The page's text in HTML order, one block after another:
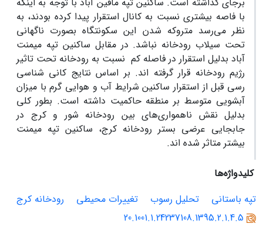
با فاصه بیشتری نسبت به کانال استقرار پیدا کرده بودند، به
نظر می‌رسد متروکه شدن این سکونتگاه بصورت ناگهانی
تحت سیلاب رودخانه نباشد. در مقابل ساکنین تپه میمنت
آباد بدلیل استقرار در فاصله کم نسبت به رودخانه تحت تاثیر
رژیم رودخانه قرار گرفته اند. بر اساس نتایج کانی شناسی
رسی قبل از استقرار ساکنین شرایط آب و هوایی گرم با میزان
آبشویی متوسط بر منطقه حاکمیت داشته است. بطور کلی
بدلیل نقش ناهمواری‌های بین رودخانه شور و کرج در
جابجایی عرضی بستر رودخانه کرج، ساکنین تپه میمنت
بیشتر متاثر شده اند.
کلیدواژه‌ها
تپه باستانی
تحلیل رسوب تغییرات محیطی
رودخانه کرج
20.1001.1.24237108.1395.2.1.4.5